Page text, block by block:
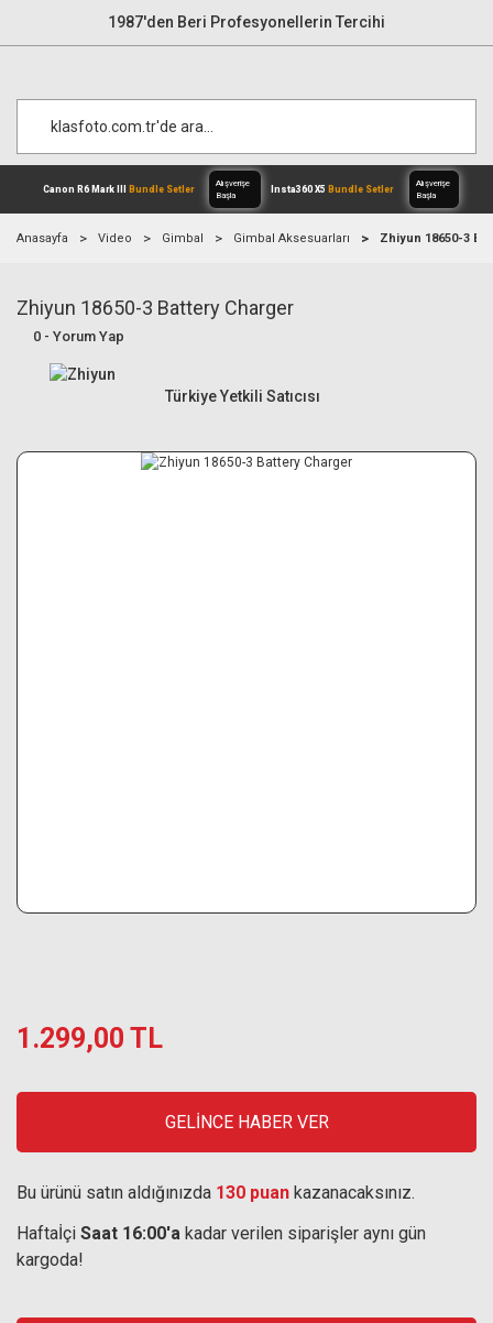
1987'den Beri Profesyonellerin Tercihi
Canon R6 Mark IIIBundle Setler
Anasayfa Video Gimbal Gimbal Aksesuarları Zhiyun 18650-3
Zhiyun 18650-3 Battery Charger
0 - Yorum Yap
Türkiye Yetkili Satıcısı
1.299,00 TL
GELİNCE HABER VER
Bu ürünü satın aldığınızda 130 puan kazanacaksınız.
Haftaİçi Saat 16:00'a kadar verilen siparişler aynı gün
kargoda!